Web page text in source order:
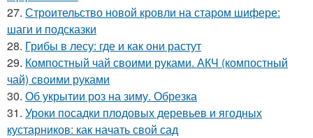
27. Строительство новой кровли на старом шифере:
шаги и подсказки
28. Грибы в лесу: где и как они растут
29. Компостный чай своими руками. АКЧ (компостный
чай) своими руками
30. Об укрытии роз на зиму. Обрезка
31. Уроки посадки плодовых деревьев и ягодных
кустарников: как начать свой сад